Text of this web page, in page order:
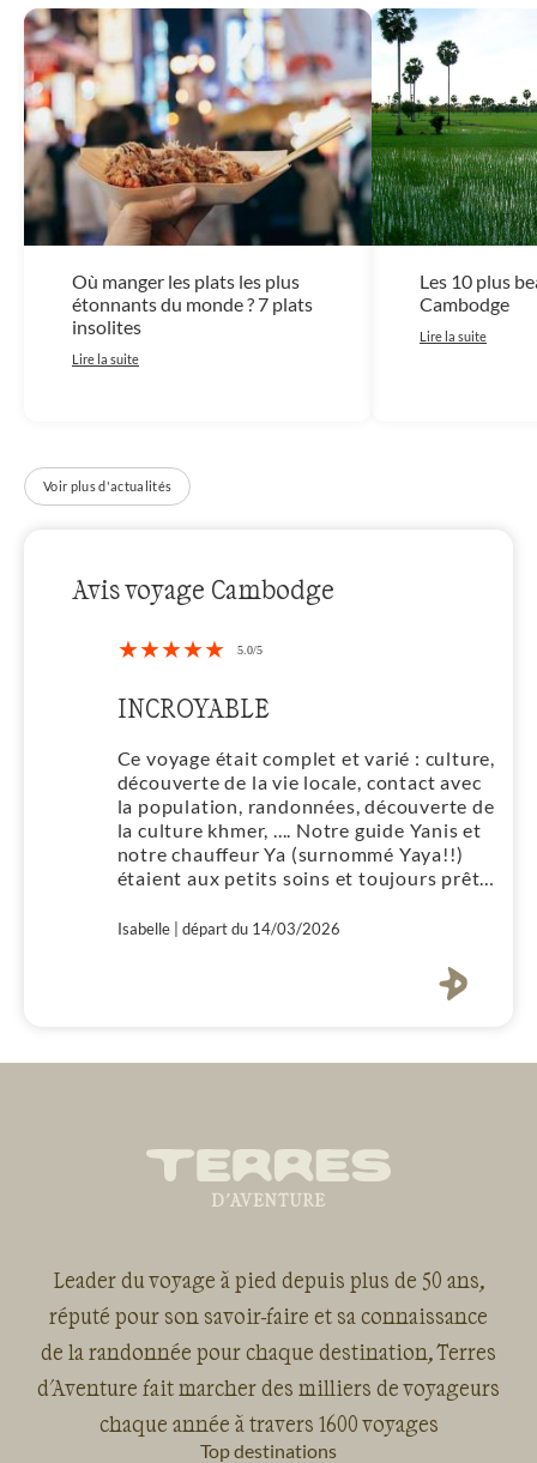
Où manger les plats les plus
étonnants du monde ? 7 plats
insolites
Lire la suite
Les 10 plus
Cambodge
Lire la suite
Voir plus d'actualités
Avis voyage Cambodge
INCROYABLE
Ce voyage était complet et varié : culture,
découverte de la vie locale, contact avec
la population, randonnées, découverte de
la culture khmer, .... Notre guide Yanis et
notre chauffeur Ya (surnommé Yaya!!)
étaient aux petits soins et toujours prêts
questions, attentes, choix culinaires... Je
Isabelle | départ du 14/03/2026
Leader du voyage à pied depuis plus de 50 ans,
réputé pour son savoir-faire et sa connaissance
de la randonnée pour chaque destination, Terres
d'Aventure fait marcher des milliers de voyageurs
chaque année à travers 1600 voyages
Top destinations